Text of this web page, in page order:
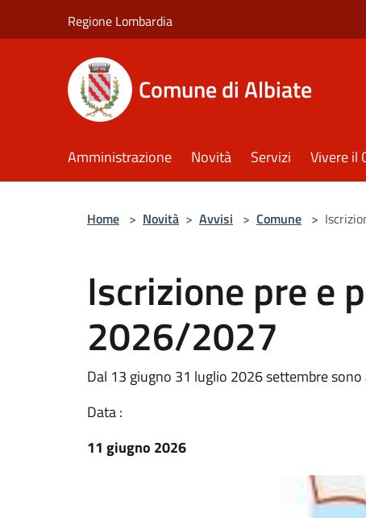
Regione Lombardia
Comune di Albiate
Amministrazione Novità Servizi Vivere il
Home > Novità > Avvisi > Comune >
Iscrizione pre e
2026/2027
Dal 13 giugno 31 luglio 2026 settembre
Data :
11 giugno 2026